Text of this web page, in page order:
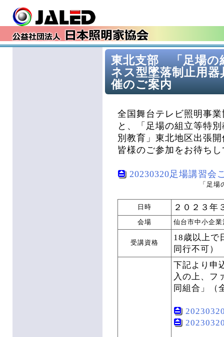
東北支部 「足場の
ネス型墜落制止用
催のご案内
全国舞台テレビ照明事
と、「足場の組立等特
別教育」東北地区出張
皆様のご参加をお待ち
20230320足場講習会
「足
日時 ２０２３年
会場 仙台市中小企
受講資格
18歳以上で
同行不可）
下記より申
入の上、フ
同組合」（